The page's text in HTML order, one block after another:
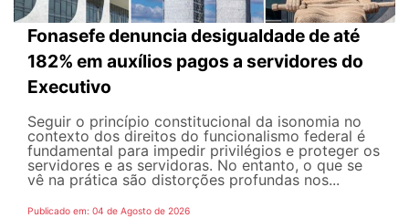
Fonasefe denuncia desigualdade de até
182% em auxílios pagos a servidores do
Executivo
Seguir o princípio constitucional da isonomia no
contexto dos direitos do funcionalismo federal é
fundamental para impedir privilégios e proteger os
servidores e as servidoras. No entanto, o que se
vê na prática são distorções profundas nos...
Publicado em: 04 de Agosto de 2026